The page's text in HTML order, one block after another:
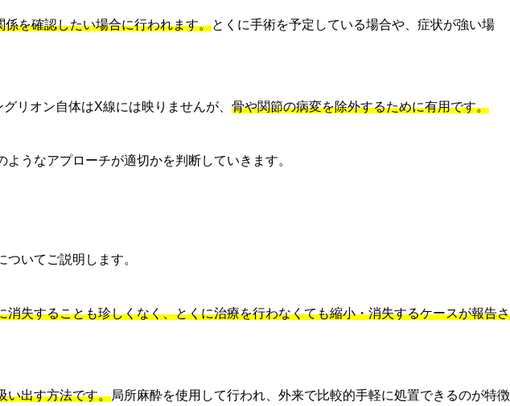
を確認したい場合に行われます。とくに手術を予定している場合や、症状が強い場
リオン自体はX線には映りませんが、 骨や関節の病変を除外するために有用です。
うなアプローチが適切かを判断していきます。
いてご説明します。
消失することも珍しくなく、とくに治療を行わなくても縮小・消失するケースが報告さ
い出す方法です。局所麻酔を使用して行われ、外来で比較的手軽に処置できるのが特徴